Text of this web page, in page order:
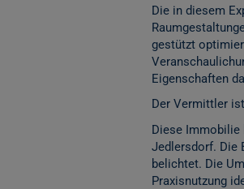
Die in diesem
gestützt
Eigenschaften
Der Vermittler
Diese Immobilie
Jedlersdorf. Die
belichtet. Die
Praxisnutzung